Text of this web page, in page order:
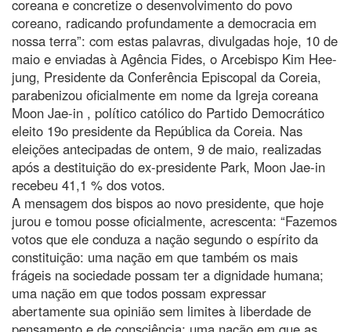
coreana e concretize o desenvolvimento do povo
coreano, radicando profundamente a democracia em
nossa terra”: com estas palavras, divulgadas hoje, 10 de
maio e enviadas à Agência Fides, o Arcebispo Kim Hee-
jung, Presidente da Conferência Episcopal da Coreia,
parabenizou oficialmente em nome da Igreja coreana
Moon Jae-in , político católico do Partido Democrático
eleito 19o presidente da República da Coreia. Nas
eleições antecipadas de ontem, 9 de maio, realizadas
após a destituição do ex-presidente Park, Moon Jae-in
recebeu 41,1 % dos votos.
A mensagem dos bispos ao novo presidente, que hoje
jurou e tomou posse oficialmente, acrescenta: “Fazemos
votos que ele conduza a nação segundo o espírito da
constituição: uma nação em que também os mais
frágeis na sociedade possam ter a dignidade humana;
uma nação em que todos possam expressar
abertamente sua opinião sem limites à liberdade de